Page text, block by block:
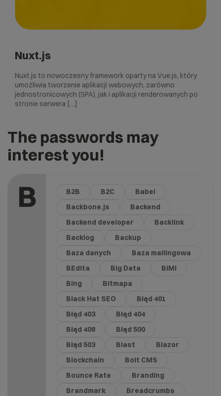
Nuxt.js
Nuxt.js to nowoczesny framework oparty na Vue.js, który
umożliwia tworzenie aplikacji webowych, zarówno
jednostronicowych (SPA), jak i aplikacji renderowanych po
stronie serwera […]
The passwords may
interest you!
B B2B B2C
Babel
Backbone.js
Backend
Backend developer
Backlink
Backlog
Backup
Baza danych
Baza mailingowa
BEdita
Big Data
BIMI
Bing
Bitmapa
Black Hat SEO
Błąd 401
Błąd 403
Błąd 404
Błąd 408
Błąd 500
Błąd 503
Blast
Blazor
Blockchain
Bolt CMS
Bounce Rate
Branding
Brandmark
Breadcrumbs